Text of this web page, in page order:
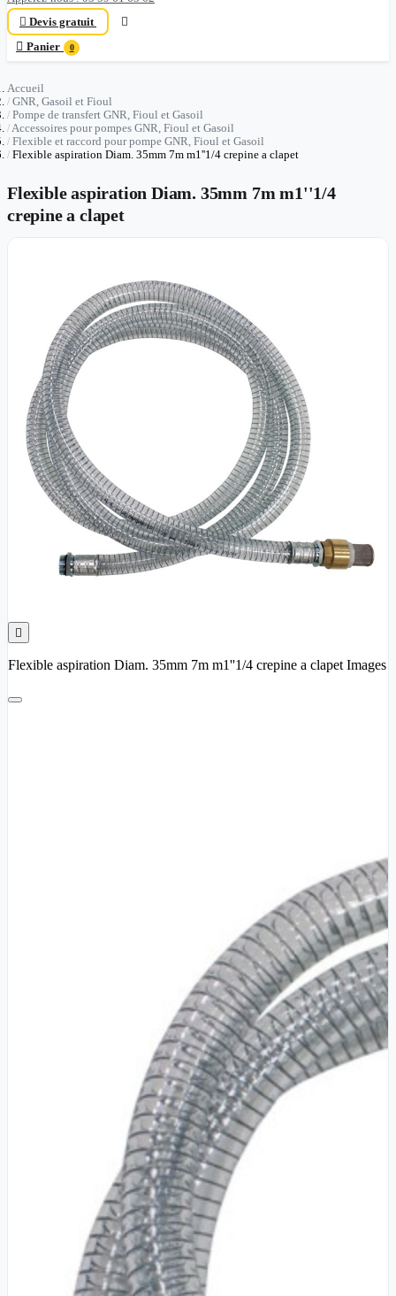
 Devis gratuit

 Panier 0
Accueil
GNR, Gasoil et Fioul
Pompe de transfert GNR, Fioul et Gasoil
Accessoires pour pompes GNR, Fioul et Gasoil
Flexible et raccord pour pompe GNR, Fioul et Gasoil
Flexible aspiration Diam. 35mm 7m m1''1/4 crepine a clapet
Flexible aspiration Diam. 35mm 7m m1''1/4
crepine a clapet

Flexible aspiration Diam. 35mm 7m m1''1/4 crepine a clapet Images